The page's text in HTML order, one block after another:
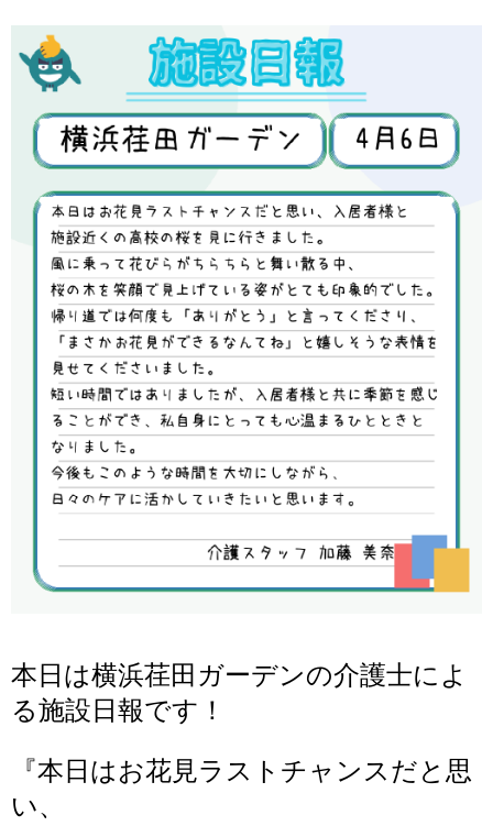
本日は横浜荏田ガーデンの介護士によ
る施設日報です！
『本日はお花見ラストチャンスだと思
い、